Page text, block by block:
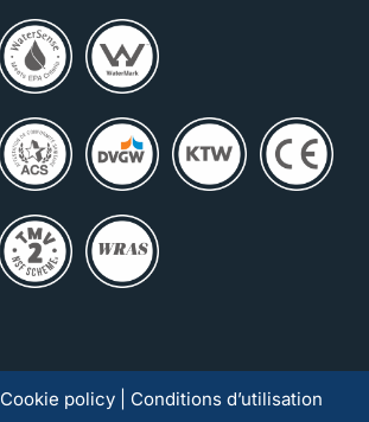
Cookie policy Conditions d’utilisation